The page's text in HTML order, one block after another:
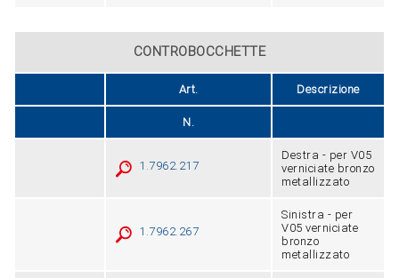
CONTROBOCCHETTE
Art. Descrizione
N.
1.7962.217
Destra - per V05
verniciate bronzo
metallizzato
1.7962.267
Sinistra - per
V05 verniciate
bronzo
metallizzato